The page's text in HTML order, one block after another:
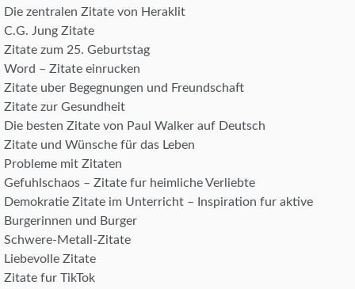
Die zentralen Zitate von Heraklit
C.G. Jung Zitate
Zitate zum 25. Geburtstag
Word – Zitate einrucken
Zitate uber Begegnungen und Freundschaft
Zitate zur Gesundheit
Die besten Zitate von Paul Walker auf Deutsch
Zitate und Wünsche für das Leben
Probleme mit Zitaten
Gefuhlschaos – Zitate fur heimliche Verliebte
Demokratie Zitate im Unterricht – Inspiration fur aktive
Burgerinnen und Burger
Schwere-Metall-Zitate
Liebevolle Zitate
Zitate fur TikTok